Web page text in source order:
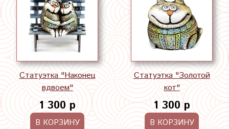
Статуэтка "Наконец
вдвоем"
1 300 р
В КОРЗИНУ
Статуэтка "Золотой
кот"
1 300 р
В КОРЗИНУ